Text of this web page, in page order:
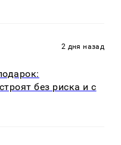
2 дня назад
без риска и с